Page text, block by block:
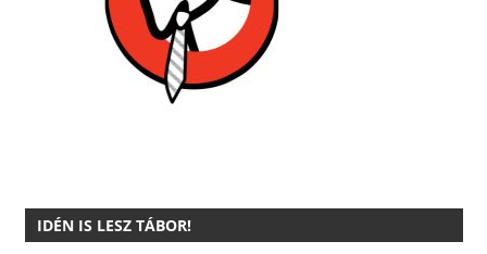
IDÉN IS LESZ TÁBOR!